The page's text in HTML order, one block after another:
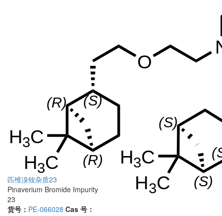
匹维溴铵杂质23
Pinaverium Bromide Impurity
23
货号： PE-066028 Cas 号：